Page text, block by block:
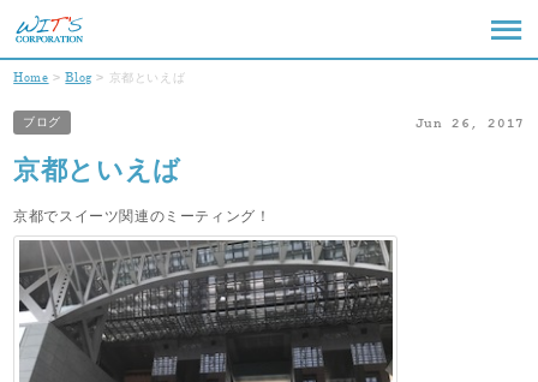
ウィッ
ツ
コー
ポ
レー
ショ
ン
Home Blog 京都といえば
ブログ Jun 26, 2017
京都といえば
京都でスイーツ関連のミーティング！